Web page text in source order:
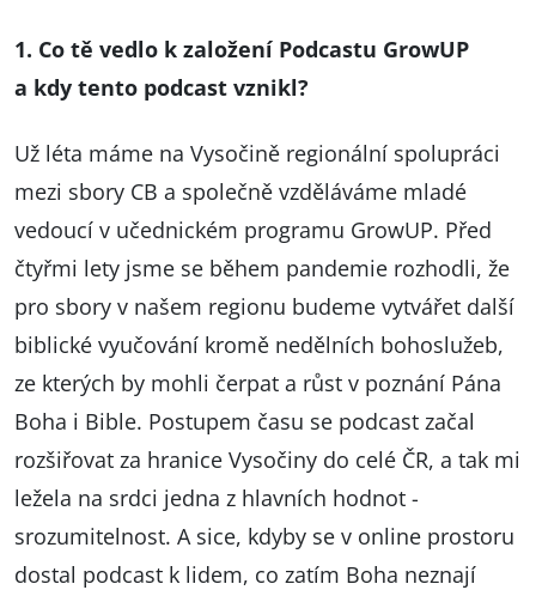
1. Co tě vedlo k založení Podcastu GrowUP
a kdy tento podcast vznikl?
Už léta máme na Vysočině regionální spolupráci
mezi sbory CB a společně vzděláváme mladé
vedoucí v učednickém programu GrowUP. Před
čtyřmi lety jsme se během pandemie rozhodli, že
pro sbory v našem regionu budeme vytvářet další
biblické vyučování kromě nedělních bohoslužeb,
ze kterých by mohli čerpat a růst v poznání Pána
Boha i Bible. Postupem času se podcast začal
rozšiřovat za hranice Vysočiny do celé ČR, a tak mi
ležela na srdci jedna z hlavních hodnot -
srozumitelnost. A sice, kdyby se v online prostoru
dostal podcast k lidem, co zatím Boha neznají